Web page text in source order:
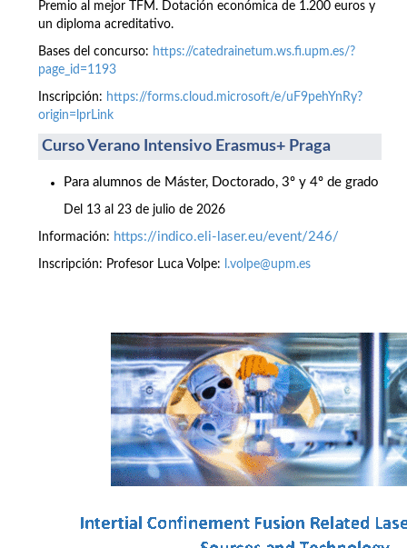
Premio al mejor TFM. Dotación económica de 1.200 euros y
un diploma acreditativo.
Bases del concurso: https://catedrainetum.ws.fi.upm.es/?
page_id=1193
Inscripción: https://forms.cloud.microsoft/e/uF9pehYnRy?
origin=lprLink
Curso Verano Intensivo Erasmus+ Praga
Para alumnos de Máster, Doctorado, 3º y 4º de grado
Del 13 al 23 de julio de 2026
Información: https://indico.eli-laser.eu/event/246/
Inscripción: Profesor Luca Volpe: l.volpe@upm.es